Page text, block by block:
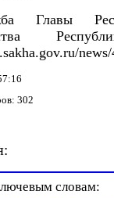
Главы
302
словам: